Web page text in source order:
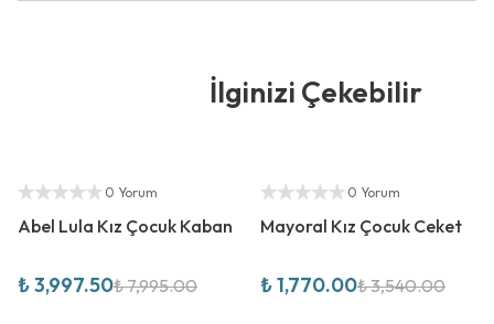
İlginizi Çekebilir
Yetkili Satıcı
0 Yorum
Abel Lula Kız Çocuk Kaban
₺ 3,997.50₺ 7,995.00
Yetkili Satıcı
Kombinli Ürün
0 Yorum
Mayoral Kız Çocuk Ceket
₺ 1,770.00₺ 3,540.00